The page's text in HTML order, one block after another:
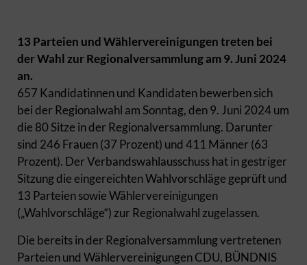
13 Parteien und Wählervereinigungen treten bei
der Wahl zur Regionalversammlung am 9. Juni 2024
an.
657 Kandidatinnen und Kandidaten bewerben sich
bei der Regionalwahl am Sonntag, den 9. Juni 2024 um
die 80 Sitze in der Regionalversammlung. Darunter
sind 246 Frauen (37 Prozent) und 411 Männer (63
Prozent). Der Verbandswahlausschuss hat in gestriger
Sitzung die eingereichten Wahlvorschläge geprüft und
13 Parteien sowie Wählervereinigungen
(„Wahlvorschläge“) zur Regionalwahl zugelassen.
Die bereits in der Regionalversammlung vertretenen
Parteien und Wählervereinigungen CDU, BÜNDNIS